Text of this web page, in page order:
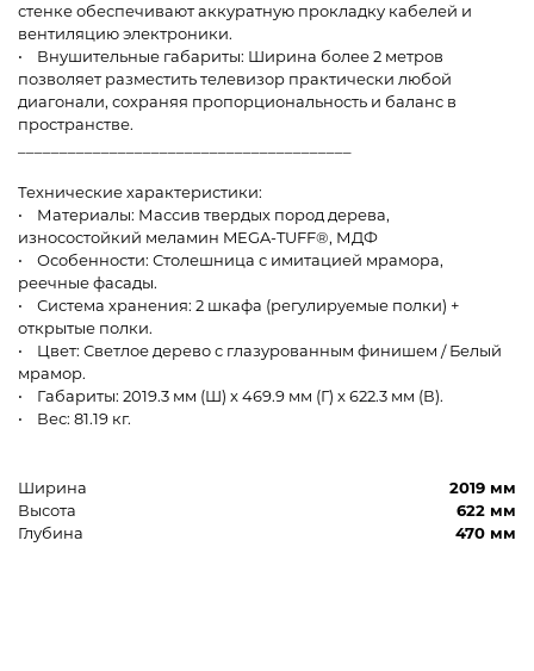
стенке обеспечивают аккуратную прокладку кабелей и
вентиляцию электроники.
• Внушительные габариты: Ширина более 2 метров
позволяет разместить телевизор практически любой
диагонали, сохраняя пропорциональность и баланс в
пространстве.
Технические характеристики:
• Материалы: Массив твердых пород дерева,
износостойкий меламин MEGA-TUFF®, МДФ
• Особенности: Столешница с имитацией мрамора,
реечные фасады.
• Система хранения: 2 шкафа (регулируемые полки) +
открытые полки.
• Цвет: Светлое дерево с глазурованным финишем / Белый
мрамор.
• Габариты: 2019.3 мм (Ш) x 469.9 мм (Г) x 622.3 мм (В).
• Вес: 81.19 кг.
Ширина
2019 мм
Высота
622 мм
Глубина
470 мм